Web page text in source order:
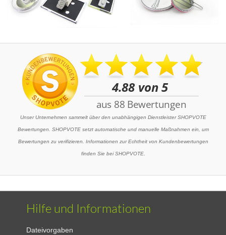
Unser Unternehmen sammelt über den unabhängigen Dienstleister SHOPVOTE
Bewertungen. SHOPVOTE setzt automatische und manuelle Maßnahmen ein, um
Bewertungen zu verifizieren. Informationen zur Echtheit von Kundenbewertungen
finden Sie bei SHOPVOTE.
Hilfe und Informationen
Dateivorgaben